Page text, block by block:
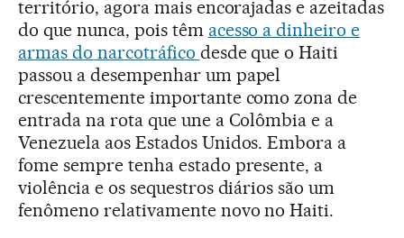
território, agora mais encorajadas e azeitadas
do que nunca, pois têm acesso a dinheiro e
armas do narcotráfico desde que o Haiti
passou a desempenhar um papel
crescentemente importante como zona de
entrada na rota que une a Colômbia e a
Venezuela aos Estados Unidos. Embora a
fome sempre tenha estado presente, a
violência e os sequestros diários são um
fenômeno relativamente novo no Haiti.